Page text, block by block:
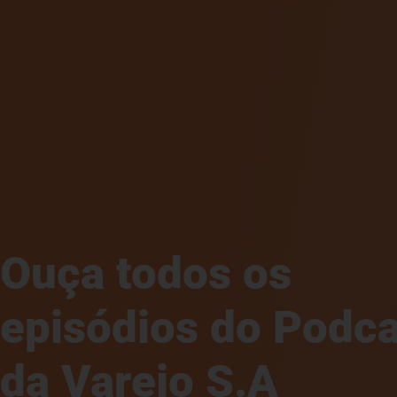
Ouça todos os
episódios do
da Varejo S.A